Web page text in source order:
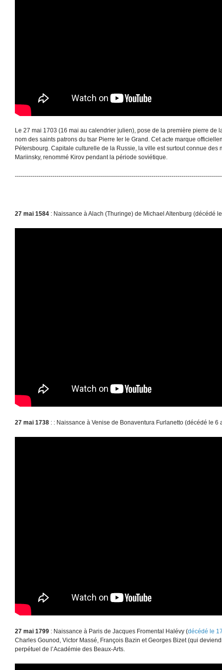
Le 27 mai 1703 (16 mai au calendrier julien), pose de la première pierre de
nom des saints patrons du tsar Pierre Ier le Grand. Cet acte marque
Pétersbourg. Capitale culturelle de la Russie, la ville est surtout connue des
Mariinsky, renommé Kirov pendant la période soviétique.
27 mai 1584 : Naissance à Alach (Thuringe) de Michael Altenburg (décédé
27 mai 1738 : : Naissance à Venise de Bonaventura Furlanetto (décédé le 6
27 mai 1799 : Naissance à Paris de Jacques Fromental Halévy (décédé le
Charles Gounod, Victor Massé, François Bazin et Georges Bizet (qui
perpétuel de l’Académie des Beaux-Arts.